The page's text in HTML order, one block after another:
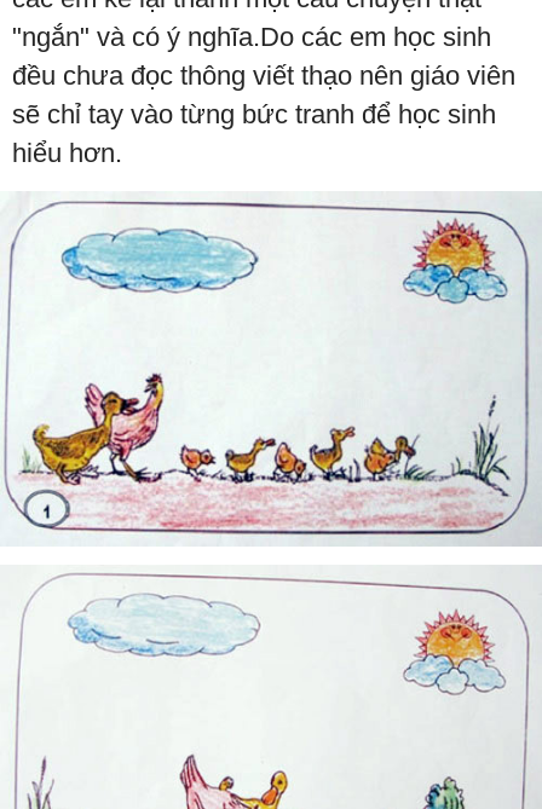
"ngắn" và có ý nghĩa.Do các em học sinh
đều chưa đọc thông viết thạo nên giáo viên
sẽ chỉ tay vào từng bức tranh để học sinh
hiểu hơn.